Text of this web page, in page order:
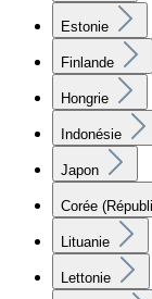
Estonie
Finlande
Hongrie
Indonésie
Japon
Corée
Lituanie
Lettonie